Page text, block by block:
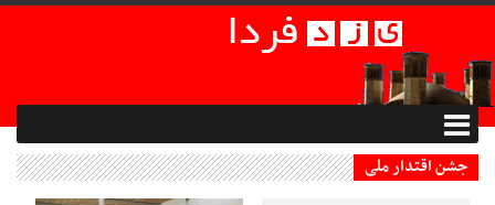
جشن اقتدار ملی